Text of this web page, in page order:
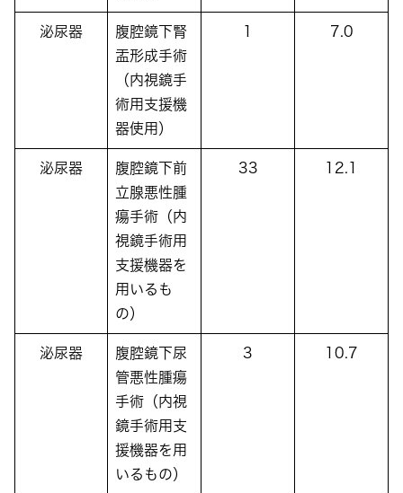
泌尿器
腹腔鏡下腎
盂形成手術
（内視鏡手
術用支援機
器使用）
1 7.0
泌尿器
腹腔鏡下前
立腺悪性腫
瘍手術（内
視鏡手術用
支援機器を
用いるも
の）
33 12.1
泌尿器
腹腔鏡下尿
管悪性腫瘍
手術（内視
鏡手術用支
援機器を用
いるもの）
3 10.7